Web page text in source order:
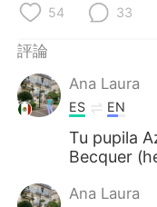
Français
日本語
Русский
Indonesia
Türkçe
54 33
評論
Ana Laura
ES EN
Tu pupila
Becquer
Ana Laura